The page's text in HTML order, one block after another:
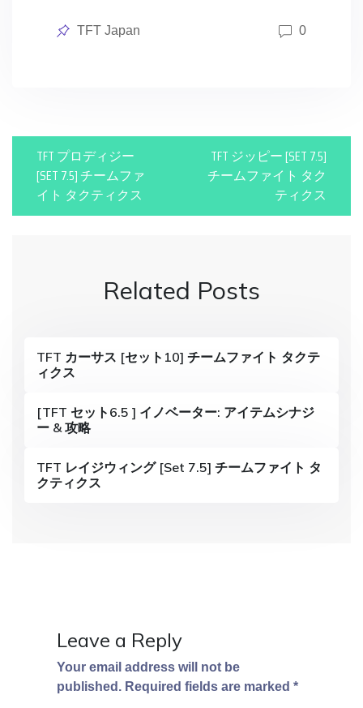
Posted
TFT Japan 0
s
TFT プロディジー
[SET 7.5] チームファ
イト タクティクス
TFT ジッピー [SET 7.5]
チームファイト タク
ティクス
Related Posts
TFT カーサス [セット10] チームファイト タクテ
ィクス
[TFT セット6.5 ] イノベーター: アイテムシナジ
ー & 攻略
TFT レイジウィング [Set 7.5] チームファイト タ
クティクス
Leave a Reply
Your email address will not be
published. Required fields are marked *